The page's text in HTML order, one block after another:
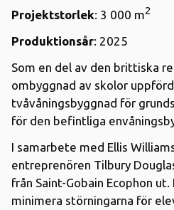
Projektstorlek: 3 000 m2
Produktionsår: 2025
Som en del av den brittiska
ombyggnad av skolor
tvåvåningsbyggnad för
för den befintliga
I samarbete med Ellis
entreprenören Tilbury
från Saint-Gobain Ecophon
minimera störningarna för